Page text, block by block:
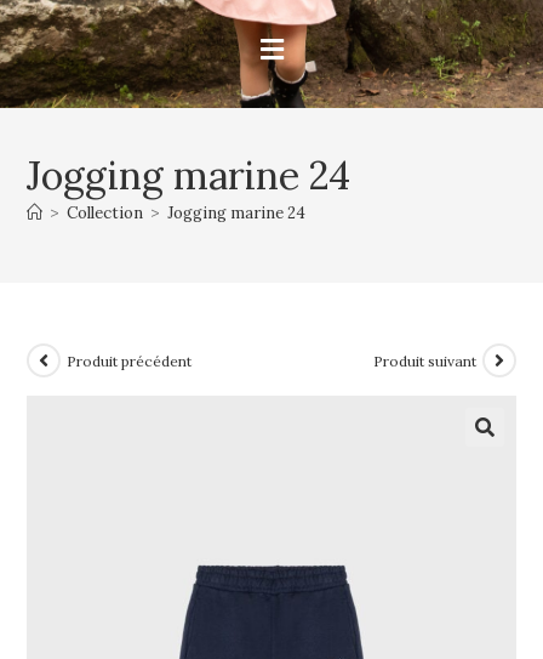
Jogging marine 24
> Collection > Jogging marine 24
Produit précédent Produit suivant